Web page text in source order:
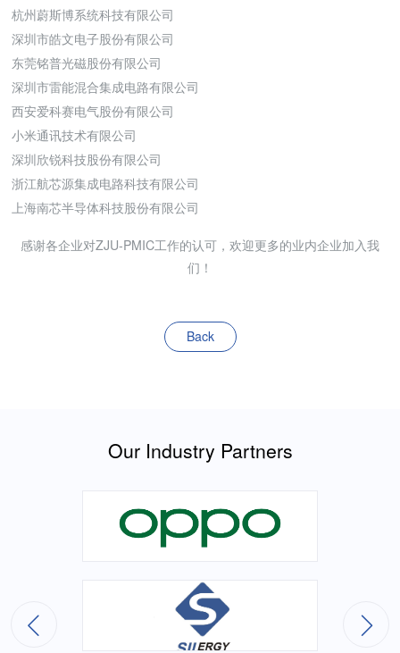
杭州蔚斯博系统科技有限公司
深圳市皓文电子股份有限公司
东莞铭普光磁股份有限公司
深圳市雷能混合集成电路有限公司
西安爱科赛电气股份有限公司
小米通讯技术有限公司
深圳欣锐科技股份有限公司
浙江航芯源集成电路科技有限公司
上海南芯半导体科技股份有限公司
感谢各企业对ZJU-PMIC工作的认可，欢迎更多的业内企业加入我
们！
Back
Our Industry Partners